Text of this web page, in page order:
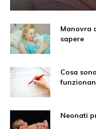
Manovra
sapere
Cosa
Neonati